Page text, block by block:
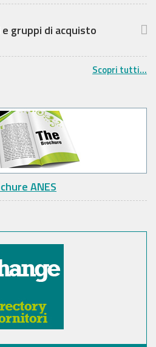
gruppi di acquisto
Scopri tutti...
ANES